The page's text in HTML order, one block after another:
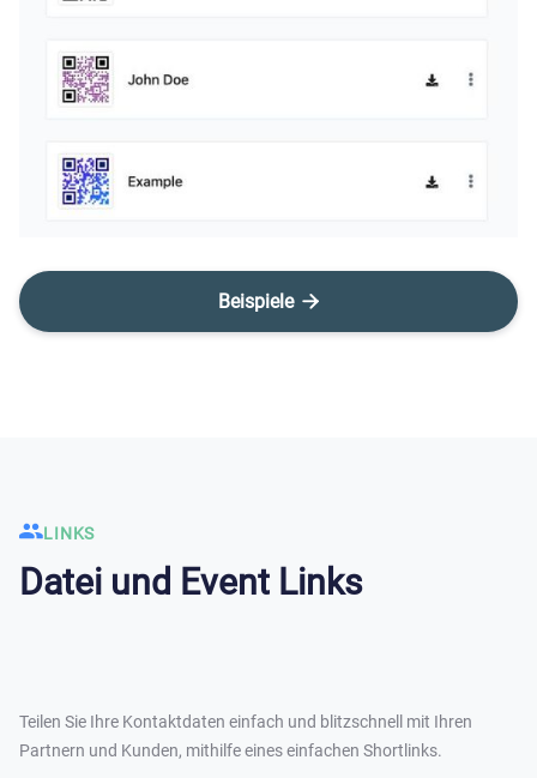
Beispiele 
LINKS
Datei und Event Links
Teilen Sie Ihre Kontaktdaten einfach und blitzschnell mit Ihren
Partnern und Kunden, mithilfe eines einfachen Shortlinks.